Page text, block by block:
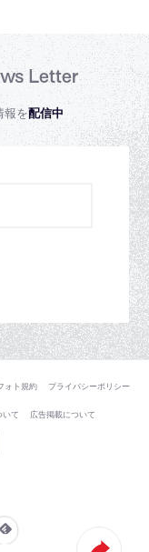
Letter
報を配信中
ォト規約 プライバシーポリシー
いて 広告掲載について